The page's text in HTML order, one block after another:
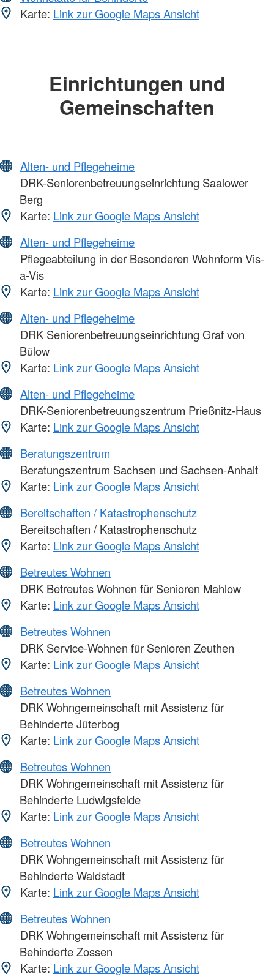
Karte: Link zur Google Maps Ansicht
Einrichtungen und
Gemeinschaften
Alten- und Pflegeheime
DRK-Seniorenbetreuungseinrichtung Saalower
Berg
Karte: Link zur Google Maps Ansicht
Alten- und Pflegeheime
Pflegeabteilung in der Besonderen Wohnform Vis-
a-Vis
Karte: Link zur Google Maps Ansicht
Alten- und Pflegeheime
DRK Seniorenbetreuungseinrichtung Graf von
Bülow
Karte: Link zur Google Maps Ansicht
Alten- und Pflegeheime
DRK-Seniorenbetreuungszentrum Prießnitz-Haus
Karte: Link zur Google Maps Ansicht
Beratungszentrum
Beratungszentrum Sachsen und Sachsen-Anhalt
Karte: Link zur Google Maps Ansicht
Bereitschaften / Katastrophenschutz
Bereitschaften / Katastrophenschutz
Karte: Link zur Google Maps Ansicht
Betreutes Wohnen
DRK Betreutes Wohnen für Senioren Mahlow
Karte: Link zur Google Maps Ansicht
Betreutes Wohnen
DRK Service-Wohnen für Senioren Zeuthen
Karte: Link zur Google Maps Ansicht
Betreutes Wohnen
DRK Wohngemeinschaft mit Assistenz für
Behinderte Jüterbog
Karte: Link zur Google Maps Ansicht
Betreutes Wohnen
DRK Wohngemeinschaft mit Assistenz für
Behinderte Ludwigsfelde
Karte: Link zur Google Maps Ansicht
Betreutes Wohnen
DRK Wohngemeinschaft mit Assistenz für
Behinderte Waldstadt
Karte: Link zur Google Maps Ansicht
Betreutes Wohnen
DRK Wohngemeinschaft mit Assistenz für
Behinderte Zossen
Karte: Link zur Google Maps Ansicht